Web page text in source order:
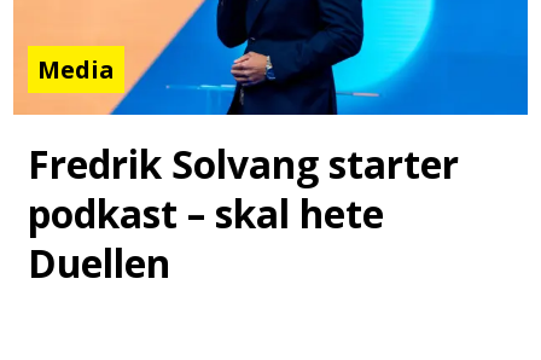
Media
Fredrik Solvang starter
podkast – skal hete
Duellen